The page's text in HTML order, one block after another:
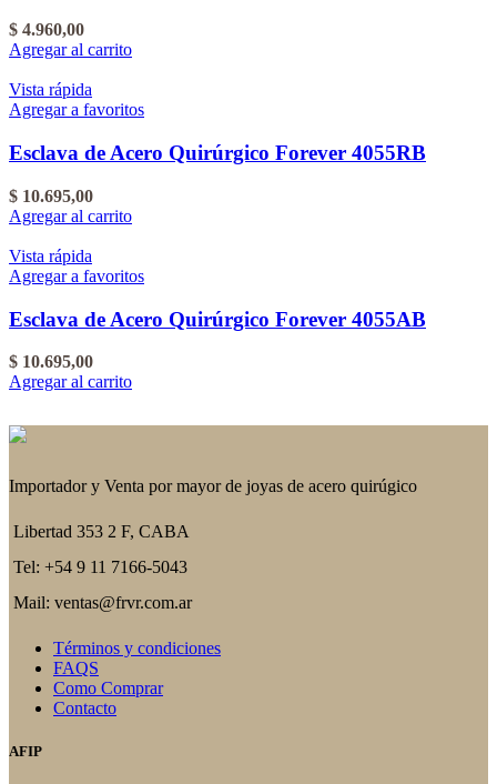
$ 4.960,00
Agregar al carrito
Vista rápida
Agregar a favoritos
Esclava de Acero Quirúrgico Forever 4055RB
$ 10.695,00
Agregar al carrito
Vista rápida
Agregar a favoritos
Esclava de Acero Quirúrgico Forever 4055AB
$ 10.695,00
Agregar al carrito
Importador y Venta por mayor de joyas de acero quirúgico
Libertad 353 2 F, CABA
Tel: +54 9 11 7166-5043
Mail: ventas@frvr.com.ar
Términos y condiciones
FAQS
Como Comprar
Contacto
AFIP